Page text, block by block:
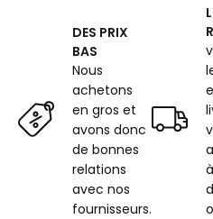
DES PRIX
BAS
Nous
achetons
en gros et
avons donc
de bonnes
relations
avec nos
fournisseurs.